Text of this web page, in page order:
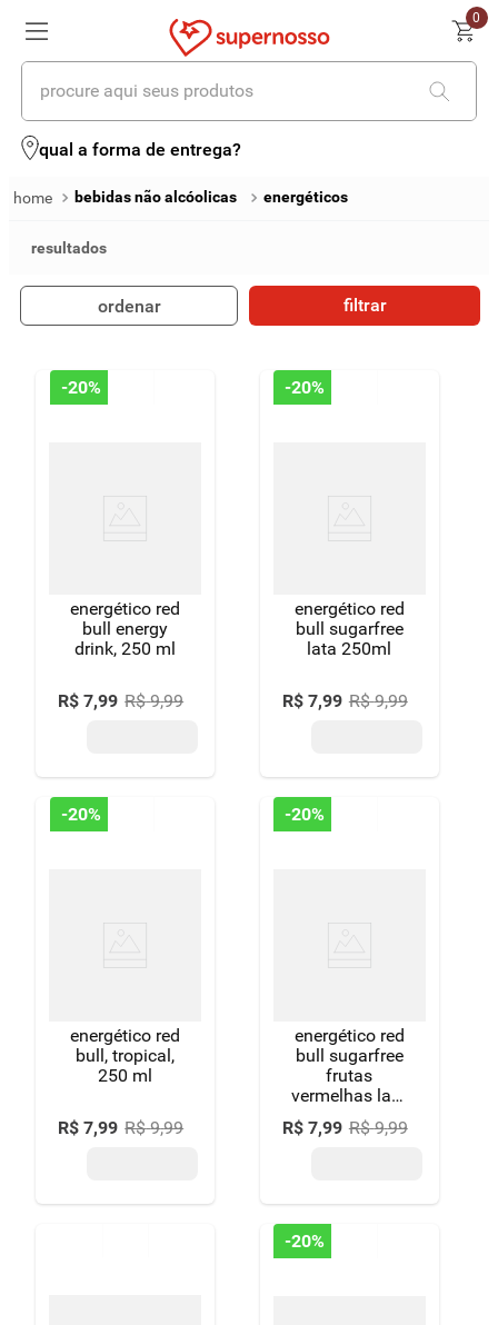
0
procure aqui seus produtos
qual a forma de entrega?
bebidas não alcóolicas energéticos
ordenar filtrar
-20%
energético red
bull energy
drink, 250 ml
R$ 7,99 R$ 9,99
-20%
energético red
bull sugarfree
lata 250ml
R$ 7,99 R$ 9,99
-20%
energético red
bull, tropical,
250 ml
R$ 7,99 R$ 9,99
-20%
energético red
bull sugarfree
frutas
vermelhas lata
250ml
R$ 7,99 R$ 9,99
-20%
termos mais buscados
4º iogurte
5º vinhos
chocolate